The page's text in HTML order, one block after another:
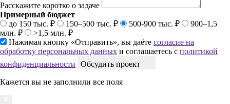
Расскажите коротко о задаче
Примерный бюджет
до 150 тыс. ₽
150–500 тыс. ₽ 500-900 тыс. ₽
900–1,5
млн. ₽
>1,5 млн. ₽
Нажимая кнопку «Отправить», вы даёте согласие на
обработку персональных данных и соглашаетесь с политикой
конфиденциальности
Обсудить проект
Кажется вы не заполнили все поля